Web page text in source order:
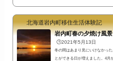
のある岩内港新港東埠頭ではも
雲の迫力がすごかった景色。昔
でき...
北海道岩内町移住生活体験記
岩内町春の夕焼け風
🕒️2021年5月13日
冬の間はあまり見にいけなかっ
とができる日が増えました。4月